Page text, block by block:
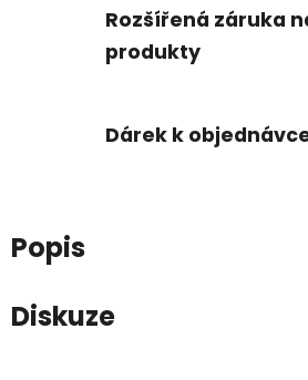
Rozšířená záruka
produkty
Dárek k
Popis
Diskuze